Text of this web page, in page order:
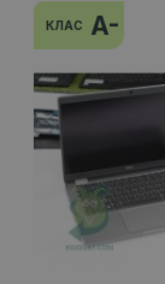
КЛАС A-